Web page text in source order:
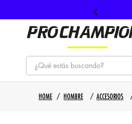
¿Qué estás buscando?
1. tenis
HOMBRE ACCESORIOS